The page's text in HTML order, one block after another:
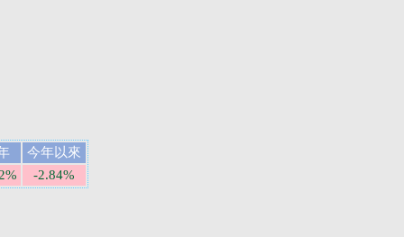
今年以來
-2.84%